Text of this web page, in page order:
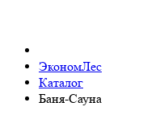
ЭкономЛес
Каталог
Баня-Сауна